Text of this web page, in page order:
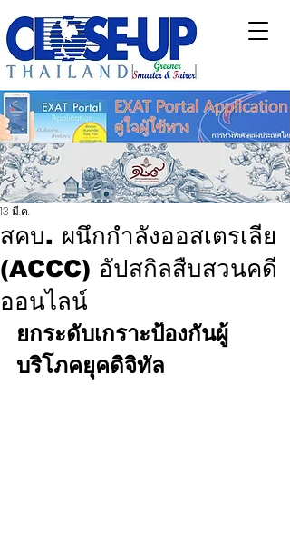
สคบ. ผนึกกำลังออสเตรเลีย
(ACCC) อัปสกิลสืบสวนคดี
ออนไลน์
13 มี.ค.
ยกระดับเกราะป้องกันผู้
บริโภคยุคดิจิทัล